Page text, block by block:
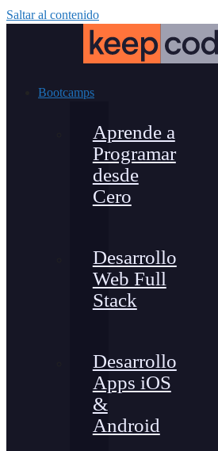
Saltar al contenido
Bootcamps
Aprende a
Programar
desde
Cero
Desarrollo
Web Full
Stack
Desarrollo
Apps iOS
&
Android